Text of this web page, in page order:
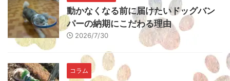
動かなくなる前に届けたいドッグバン
パーの納期にこだわる理由
2026/7/30
コラム